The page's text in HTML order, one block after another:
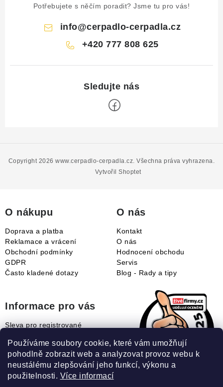
Používáme soubory cookie, které vám umožňují
pohodlně zobrazit web a analyzovat provoz webu k
neustálému zlepšování jeho funkcí, výkonu a
použitelnosti. Více informací
Potřebujete s něčím poradit? Jsme tu pro vás!
info@cerpadlo-cerpadla.cz
+420 777 808 625
Vytvořil Shoptet
Copyright 2026www.cerpadlo-cerpadla.cz. Všechna práva vyhrazena.
O nákupu
Doprava a platba
Reklamace a vrácení
Obchodní podmínky
GDPR
Často kladené dotazy
O nás
Kontakt
O nás
Hodnocení obchodu
Servis
Blog - Rady a tipy
Informace pro vás
Sleva pro registrované
Jak uplatnit slevový kupón?
Jak nakupovat?
Slovník pojmů